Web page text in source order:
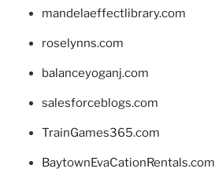
mandelaeffectlibrary.com
roselynns.com
balanceyoganj.com
salesforceblogs.com
TrainGames365.com
BaytownEvaCationRentals.com